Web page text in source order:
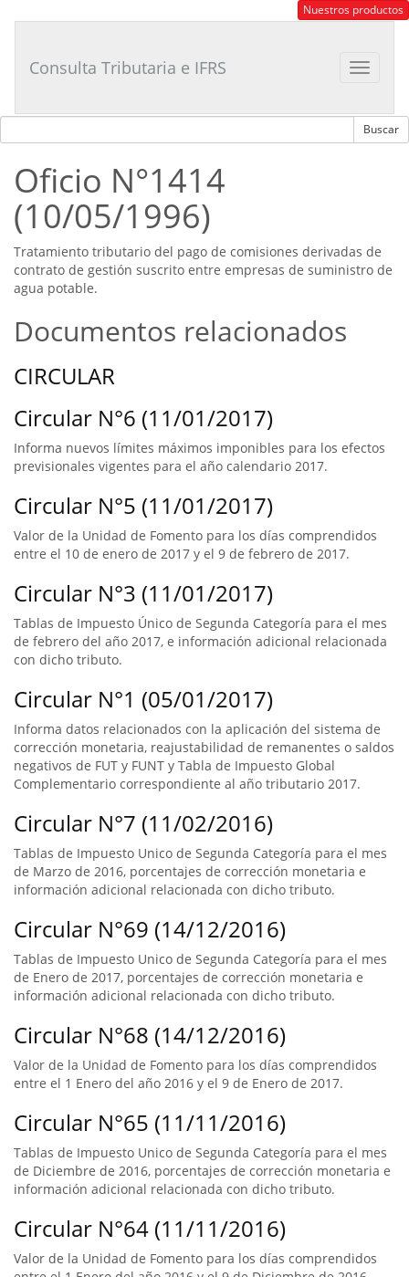
Tributario
Nuestros productos
Toggle
Consulta Tributaria e IFRS
Oficio N°1414
(10/05/1996)
Tratamiento tributario del pago de comisiones derivadas de
contrato de gestión suscrito entre empresas de suministro de
agua potable.
Documentos relacionados
CIRCULAR
Circular N°6 (11/01/2017)
Informa nuevos límites máximos imponibles para los efectos
previsionales vigentes para el año calendario 2017.
Circular N°5 (11/01/2017)
Valor de la Unidad de Fomento para los días comprendidos
entre el 10 de enero de 2017 y el 9 de febrero de 2017.
Circular N°3 (11/01/2017)
Tablas de Impuesto Único de Segunda Categoría para el mes
de febrero del año 2017, e información adicional relacionada
con dicho tributo.
Circular N°1 (05/01/2017)
Informa datos relacionados con la aplicación del sistema de
corrección monetaria, reajustabilidad de remanentes o saldos
negativos de FUT y FUNT y Tabla de Impuesto Global
Complementario correspondiente al año tributario 2017.
Circular N°7 (11/02/2016)
Tablas de Impuesto Unico de Segunda Categoría para el mes
de Marzo de 2016, porcentajes de corrección monetaria e
información adicional relacionada con dicho tributo.
Circular N°69 (14/12/2016)
Tablas de Impuesto Unico de Segunda Categoría para el mes
de Enero de 2017, porcentajes de corrección monetaria e
información adicional relacionada con dicho tributo.
Circular N°68 (14/12/2016)
Valor de la Unidad de Fomento para los días comprendidos
entre el 1 Enero del año 2016 y el 9 de Enero de 2017.
Circular N°65 (11/11/2016)
Tablas de Impuesto Unico de Segunda Categoría para el mes
de Diciembre de 2016, porcentajes de corrección monetaria e
información adicional relacionada con dicho tributo.
Circular N°64 (11/11/2016)
Valor de la Unidad de Fomento para los días comprendidos